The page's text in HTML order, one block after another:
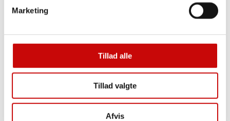
Marketing
Tillad alle
Tillad valgte
Afvis
Sashiko redskaber
Restepakke
Rester
Jersey – nedsat
Øvrige Tekstiler – nedsat